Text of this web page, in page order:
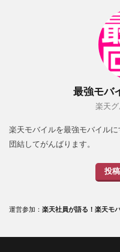
最強モバ
楽天
楽天モバイルを最強モバイル
団結してがんばります。
投
運営参加： 楽天社員が語る！楽天モ